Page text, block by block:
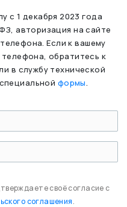
с 1 декабря 2023 года
авторизация на сайте
Если к вашему
обратитесь к
в службу технической
формы.
своё согласие с
соглашения.